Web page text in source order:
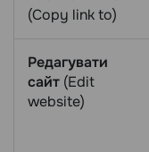
(Copy link to)
Редагувати
сайт (Edit
website)